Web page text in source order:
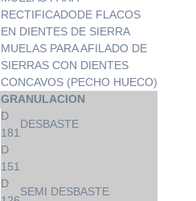
RECTIFICADODE FLACOS
EN DIENTES DE SIERRA
MUELAS PARA AFILADO DE
SIERRAS CON DIENTES
CONCAVOS (PECHO HUECO)
GRANULACION
D
181
DESBASTE
D
151
D
SEMI DESBASTE